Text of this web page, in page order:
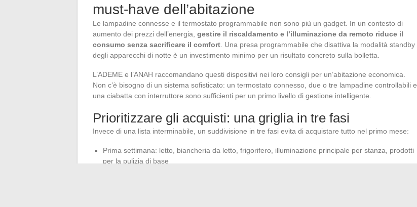
must-have dell’abitazione
Le lampadine connesse e il termostato programmabile non sono più un gadget. In un contesto di
aumento dei prezzi dell’energia, gestire il riscaldamento e l’illuminazione da remoto riduce il
consumo senza sacrificare il comfort . Una presa programmabile che disattiva la modalità standby
degli apparecchi di notte è un investimento minimo per un risultato concreto sulla bolletta.
L’ADEME e l’ANAH raccomandano questi dispositivi nei loro consigli per un’abitazione economica.
Non c’è bisogno di un sistema sofisticato: un termostato connesso, due o tre lampadine controllabili e
una ciabatta con interruttore sono sufficienti per un primo livello di gestione intelligente.
Prioritizzare gli acquisti: una griglia in tre fasi
Invece di una lista interminabile, un suddivisione in tre fasi evita di acquistare tutto nel primo mese:
Prima settimana: letto, biancheria da letto, frigorifero, illuminazione principale per stanza, prodotti
per la pulizia di base